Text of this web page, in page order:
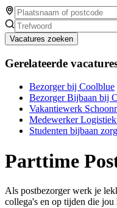
Vacatures zoeken
Gerelateerde
Bezorger bij Coolblue
Bezorger Bijbaan bij
Vakantiewerk
Medewerker
Studenten bijbaan zorg
Parttime
Als postbezorger werk je
collega's en op tijden die